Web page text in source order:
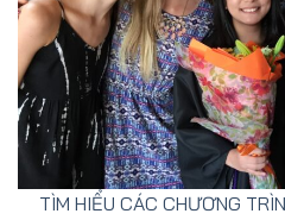
TÌM HIỂU CÁC CHƯƠNG